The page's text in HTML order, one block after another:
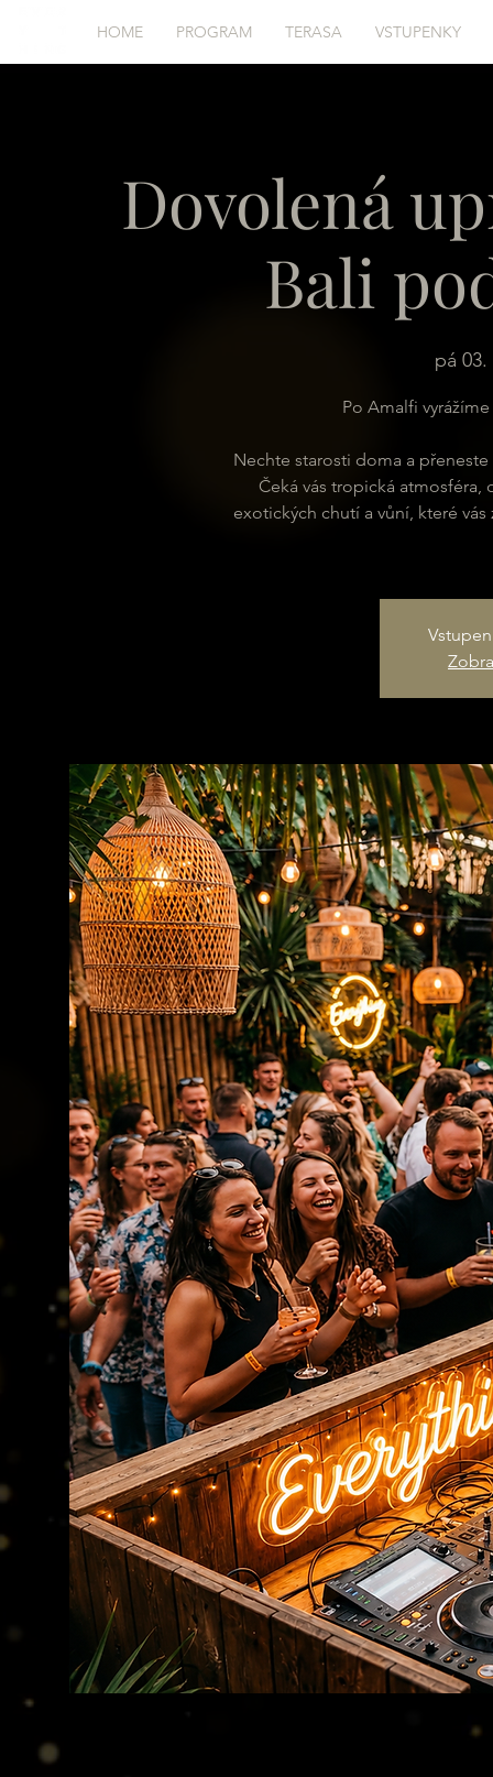
HOME PROGRAM TERASA VSTUPENKY
Dovolená
Bali
pá 03.
Po Amalfi
Nechte starosti doma a
Čeká vás tropická atmosféra,
exotických chutí a vůní, které